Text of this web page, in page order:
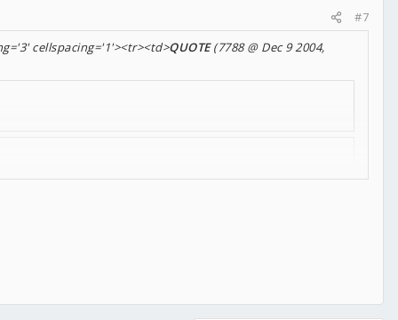
#7
cellspacing='1'><tr><td>QUOTE(7788 @ Dec 9 2004,